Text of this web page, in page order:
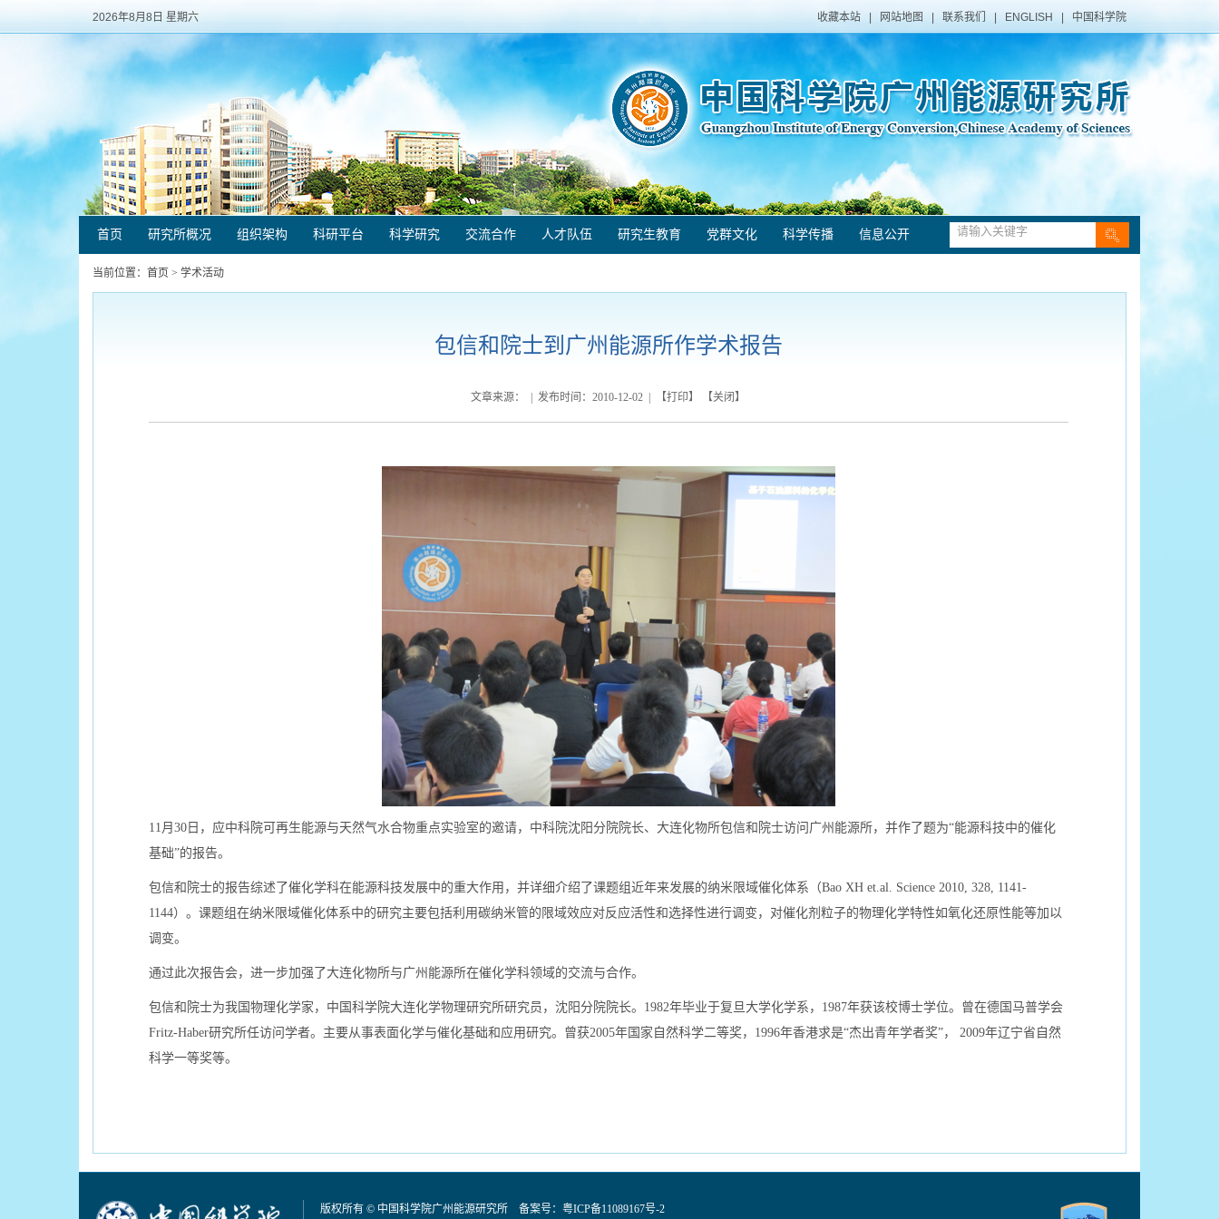
2026年8月8日 星期六 收藏本站 网站地图 联系我们 ENGLISH 中国科学院
首页 研究所概况 组织架构 科研平台 科学研究 交流合作 人才队伍 研究生教育 党群文化 科学传播 信息公开
当前位置： 首页 > 学术活动
包信和院士到广州能源所作学术报告
文章来源： | 发布时间：2010-12-02 | 【打印】 【关闭 】
11月30日，应中科院可再生能源与天然气水合物重点实验室的邀请，中科院沈阳分院院长、大连化物所包信和院士访问广州能源所，并作了题为“能源科技中的催化
基础”的报告。
包信和院士的报告综述了催化学科在能源科技发展中的重大作用，并详细介绍了课题组近年来发展的纳米限域催化体系（Bao XH et.al. Science 2010, 328, 1141-
1144）。课题组在纳米限域催化体系中的研究主要包括利用碳纳米管的限域效应对反应活性和选择性进行调变，对催化剂粒子的物理化学特性如氧化还原性能等加以
调变。
通过此次报告会，进一步加强了大连化物所与广州能源所在催化学科领域的交流与合作。
包信和院士为我国物理化学家，中国科学院大连化学物理研究所研究员，沈阳分院院长。1982年毕业于复旦大学化学系，1987年获该校博士学位。曾在德国马普学会
Fritz-Haber研究所任访问学者。主要从事表面化学与催化基础和应用研究。曾获2005年国家自然科学二等奖，1996年香港求是“杰出青年学者奖”， 2009年辽宁省自然
科学一等奖等。
版权所有 © 中国科学院广州能源研究所 备案号： 粤ICP备11089167号-2